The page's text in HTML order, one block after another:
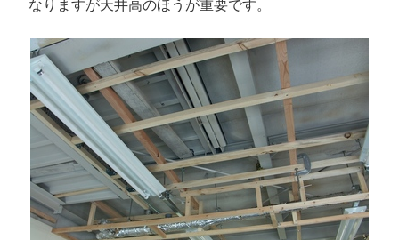
なりますが天井高のほうが重要です。